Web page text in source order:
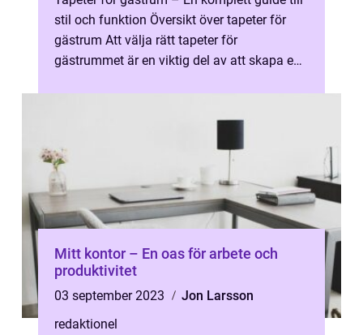
stil och funktion Översikt över tapeter för
gästrum Att välja rätt tapeter för
gästrummet är en viktig del av att skapa en
Mitt kontor – En oas för arbete och
produktivitet
03 september 2023
Jon Larsson
redaktionel